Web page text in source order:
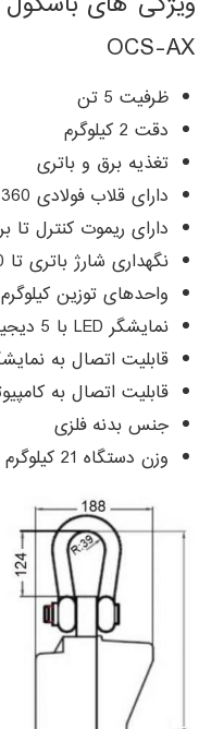
OCS-AX
ظرفیت 5 تن
دقت 2 کیلوگرم
تغذیه برق و باتری
دارای قلاب فولادی 360 درجه
دارای ریموت کنترل تا برد 15
نگهداری شارژ باتری تا 70 ساعت
واحدهای توزین
نمایشگر LED با 5 دیجیت 30 میلیمتری
قابلیت اتصال به
قابلیت اتصال به
جنس بدنه فلزی
وزن دستگاه 21 کیلوگرم